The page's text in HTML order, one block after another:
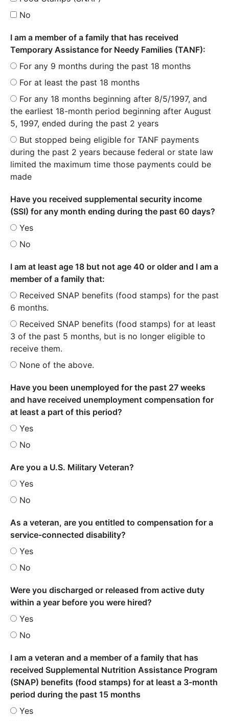
No
I am a member of a family that has received
Temporary Assistance for Needy Families (TANF):
For any 9 months during the past 18 months
For at least the past 18 months
For any 18 months beginning after 8/5/1997, and
the earliest 18-month period beginning after August
5, 1997, ended during the past 2 years
But stopped being eligible for TANF payments
during the past 2 years because federal or state law
limited the maximum time those payments could be
made
Have you received supplemental security income
(SSI) for any month ending during the past 60 days?
Yes
No
I am at least age 18 but not age 40 or older and I am a
member of a family that:
Received SNAP benefits (food stamps) for the past
6 months.
Received SNAP benefits (food stamps) for at least
3 of the past 5 months, but is no longer eligible to
receive them.
None of the above.
Have you been unemployed for the past 27 weeks
and have received unemployment compensation for
at least a part of this period?
Yes
No
Are you a U.S. Military Veteran?
Yes
No
As a veteran, are you entitled to compensation for a
service-connected disability?
Yes
No
Were you discharged or released from active duty
within a year before you were hired?
Yes
No
I am a veteran and a member of a family that has
received Supplemental Nutrition Assistance Program
(SNAP) benefits (food stamps) for at least a 3-month
period during the past 15 months
Yes